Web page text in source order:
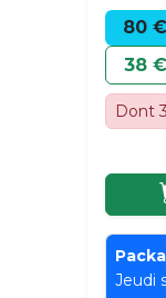
80 €
38 €
Dont
Jeudi